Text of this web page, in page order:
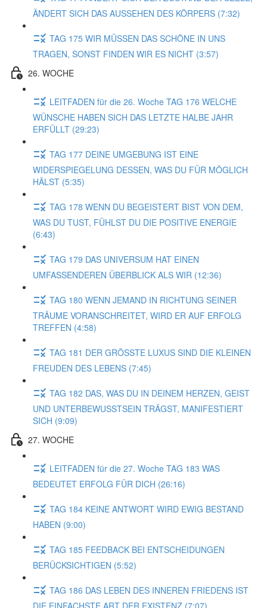
ÄNDERT SICH DAS AUSSEHEN DES KÖRPERS (7:32)
TAG 175 WIR MÜSSEN DAS SCHÖNE IN UNS
TRAGEN, SONST FINDEN WIR ES NICHT (3:57)
26. WOCHE
LEITFADEN für die 26. Woche TAG 176 WELCHE
WÜNSCHE HABEN SICH DAS LETZTE HALBE JAHR
ERFÜLLT (29:23)
TAG 177 DEINE UMGEBUNG IST EINE
WIDERSPIEGELUNG DESSEN, WAS DU FÜR MÖGLICH
HÄLST (5:35)
TAG 178 WENN DU BEGEISTERT BIST VON DEM,
WAS DU TUST, FÜHLST DU DIE POSITIVE ENERGIE
(6:43)
TAG 179 DAS UNIVERSUM HAT EINEN
UMFASSENDEREN ÜBERBLICK ALS WIR (12:36)
TAG 180 WENN JEMAND IN RICHTUNG SEINER
TRÄUME VORANSCHREITET, WIRD ER AUF ERFOLG
TREFFEN (4:58)
TAG 181 DER GRÖSSTE LUXUS SIND DIE KLEINEN
FREUDEN DES LEBENS (7:45)
TAG 182 DAS, WAS DU IN DEINEM HERZEN, GEIST
UND UNTERBEWUSSTSEIN TRÄGST, MANIFESTIERT
SICH (9:09)
27. WOCHE
LEITFADEN für die 27. Woche TAG 183 WAS
BEDEUTET ERFOLG FÜR DICH (26:16)
TAG 184 KEINE ANTWORT WIRD EWIG BESTAND
HABEN (9:00)
TAG 185 FEEDBACK BEI ENTSCHEIDUNGEN
BERÜCKSICHTIGEN (5:52)
TAG 186 DAS LEBEN DES INNEREN FRIEDENS IST
DIE EINFACHSTE ART DER EXISTENZ (7:07)